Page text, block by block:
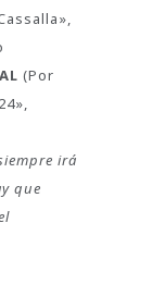
(Por
irá
que